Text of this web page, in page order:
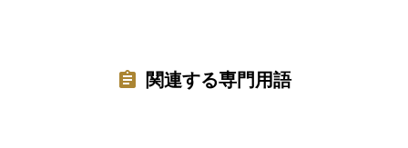
関連する専門用語